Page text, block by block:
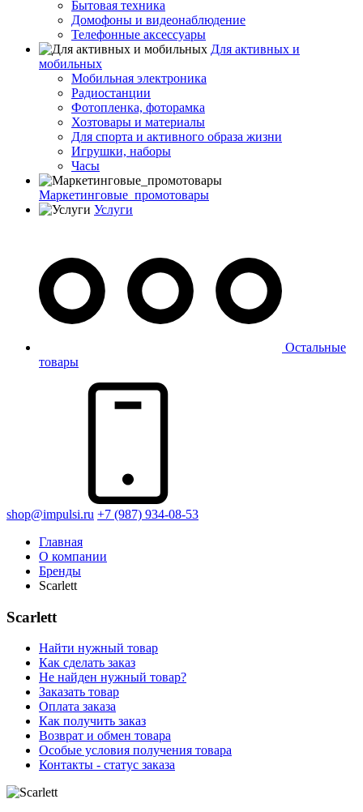
Бытовая техника
Домофоны и видеонаблюдение
Телефонные аксессуары
Для активных и
мобильных
Мобильная электроника
Радиостанции
Фотопленка, фоторамка
Хозтовары и материалы
Для спорта и активного образа жизни
Игрушки, наборы
Часы
Маркетинговые_промотовары
Услуги
Остальные
товары
shop@impulsi.ru +7 (987) 934-08-53
Главная
О компании
Бренды
Scarlett
Scarlett
Найти нужный товар
Как сделать заказ
Не найден нужный товар?
Заказать товар
Оплата заказа
Как получить заказ
Возврат и обмен товара
Особые условия получения товара
Контакты - статус заказа